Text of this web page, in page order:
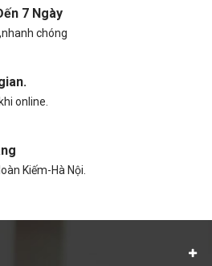
7 Ngày
chóng
online.
Kiếm-Hà Nội.